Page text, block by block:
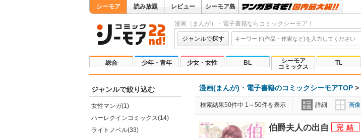
シーモア 読み放題 レビュー シーモア島
漫画（まんが）・電子書籍ならコミックシーモア！
ジャンルで探す
総合 少年・青年 少女・女性 BL
シーモア
コミックス
TL
ジャンルで絞り込む
女性マンガ(1)
ハーレクインコミックス(14)
ライトノベル(33)
漫画(まんが)・電子書籍のコミックシーモアTOP >
検索結果50件中 1～50件を表示 詳細 画像
伯爵夫人の出自